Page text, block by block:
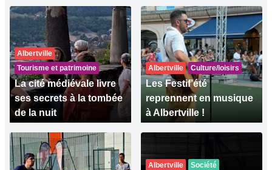
Albertville
Tourisme et patrimoine
La cité médiévale livre
ses secrets à la tombée
de la nuit
Albertville Culture/loisirs
Les Festif’été
reprennent en musique
à Albertville !
Albertville
Société